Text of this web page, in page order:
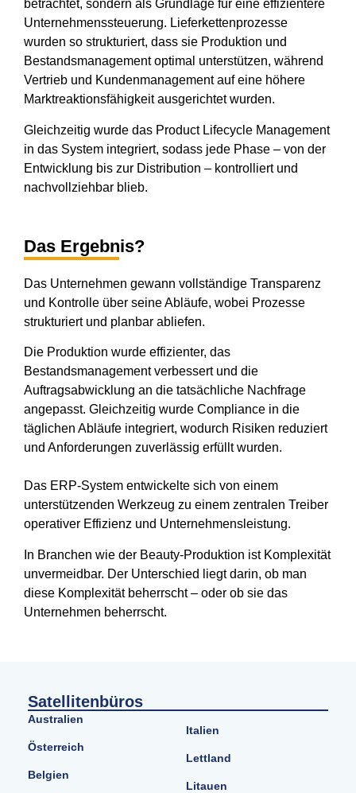
betrachtet, sondern als Grundlage für eine effizientere
Unternehmenssteuerung. Lieferkettenprozesse
wurden so strukturiert, dass sie Produktion und
Bestandsmanagement optimal unterstützen, während
Vertrieb und Kundenmanagement auf eine höhere
Marktreaktionsfähigkeit ausgerichtet wurden.
Gleichzeitig wurde das Product Lifecycle Management
in das System integriert, sodass jede Phase – von der
Entwicklung bis zur Distribution – kontrolliert und
nachvollziehbar blieb.
Das Ergebnis?
Das Unternehmen gewann vollständige Transparenz
und Kontrolle über seine Abläufe, wobei Prozesse
strukturiert und planbar abliefen.
Die Produktion wurde effizienter, das
Bestandsmanagement verbessert und die
Auftragsabwicklung an die tatsächliche Nachfrage
angepasst. Gleichzeitig wurde Compliance in die
täglichen Abläufe integriert, wodurch Risiken reduziert
und Anforderungen zuverlässig erfüllt wurden.
Das ERP-System entwickelte sich von einem
unterstützenden Werkzeug zu einem zentralen Treiber
operativer Effizienz und Unternehmensleistung.
In Branchen wie der Beauty-Produktion ist Komplexität
unvermeidbar. Der Unterschied liegt darin, ob man
diese Komplexität beherrscht – oder ob sie das
Unternehmen beherrscht.
Satellitenbüros
Australien
Österreich
Belgien
Italien
Lettland
Litauen